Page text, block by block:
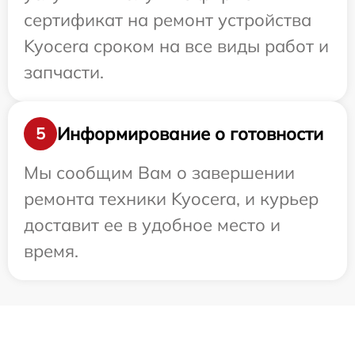
сертификат на ремонт устройства
Kyocera сроком на все виды работ и
запчасти.
5
Информирование о готовности
Мы сообщим Вам о завершении
ремонта техники Kyocera, и курьер
доставит ее в удобное место и
время.